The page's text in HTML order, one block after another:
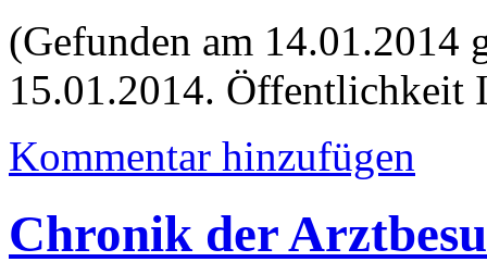
(Gefunden am 14.01.2014
15.01.2014. Öffentlichkeit
Kommentar hinzufügen
Chronik der